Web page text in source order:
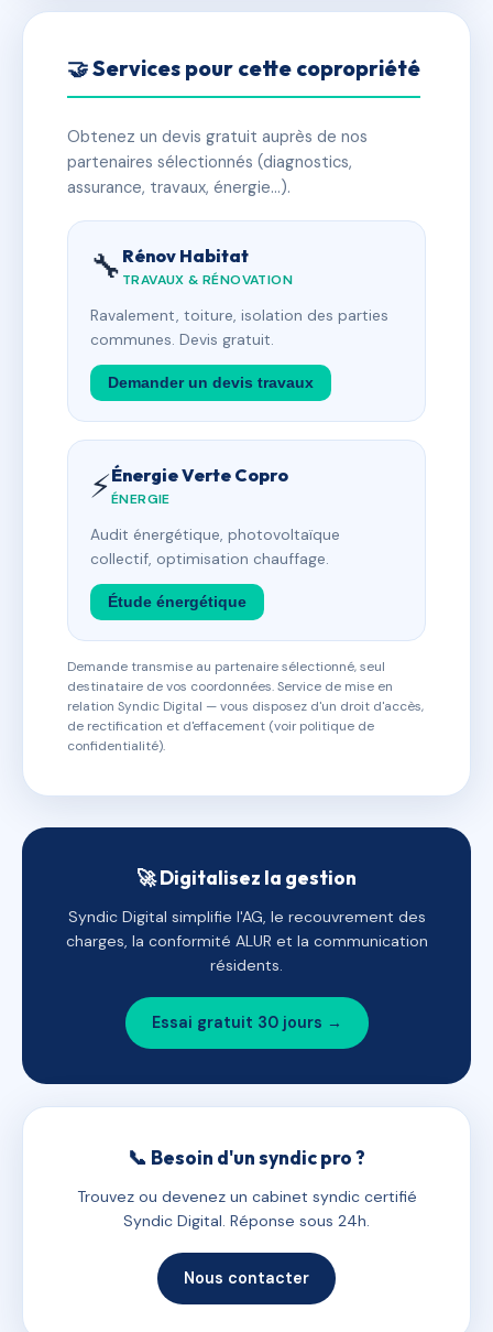
🤝 Services pour cette copropriété
Obtenez un devis gratuit auprès de nos
partenaires sélectionnés (diagnostics,
assurance, travaux, énergie…).
🔧 Rénov Habitat
TRAVAUX & RÉNOVATION
Ravalement, toiture, isolation des parties
communes. Devis gratuit.
Demander un devis travaux
⚡Énergie Verte Copro
ÉNERGIE
Audit énergétique, photovoltaïque
collectif, optimisation chauffage.
Étude énergétique
Demande transmise au partenaire sélectionné, seul
destinataire de vos coordonnées. Service de mise en
relation Syndic Digital — vous disposez d'un droit d'accès,
de rectification et d'effacement (voir politique de
confidentialité).
🚀 Digitalisez la gestion
Syndic Digital simplifie l'AG, le recouvrement des
charges, la conformité ALUR et la communication
résidents.
Essai gratuit 30 jours →
📞 Besoin d'un syndic pro ?
Trouvez ou devenez un cabinet syndic certifié
Syndic Digital. Réponse sous 24h.
Nous contacter